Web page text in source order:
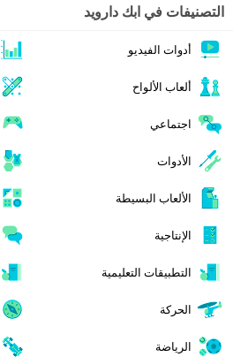
التصنيفات في ابك دارويد
أدوات الفيديو
ألعاب الألواح
اجتماعي
الأدوات
الألعاب البسيطة
الإنتاجية
التطبيقات التعليمية
الحركة
الرياضة